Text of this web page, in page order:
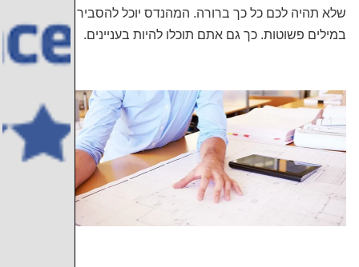
שלא תהיה לכם כל כך ברורה. המהנדס יוכל להסביר לכם אותה
במילים פשוטות. כך גם אתם תוכלו להיות בעניינים.